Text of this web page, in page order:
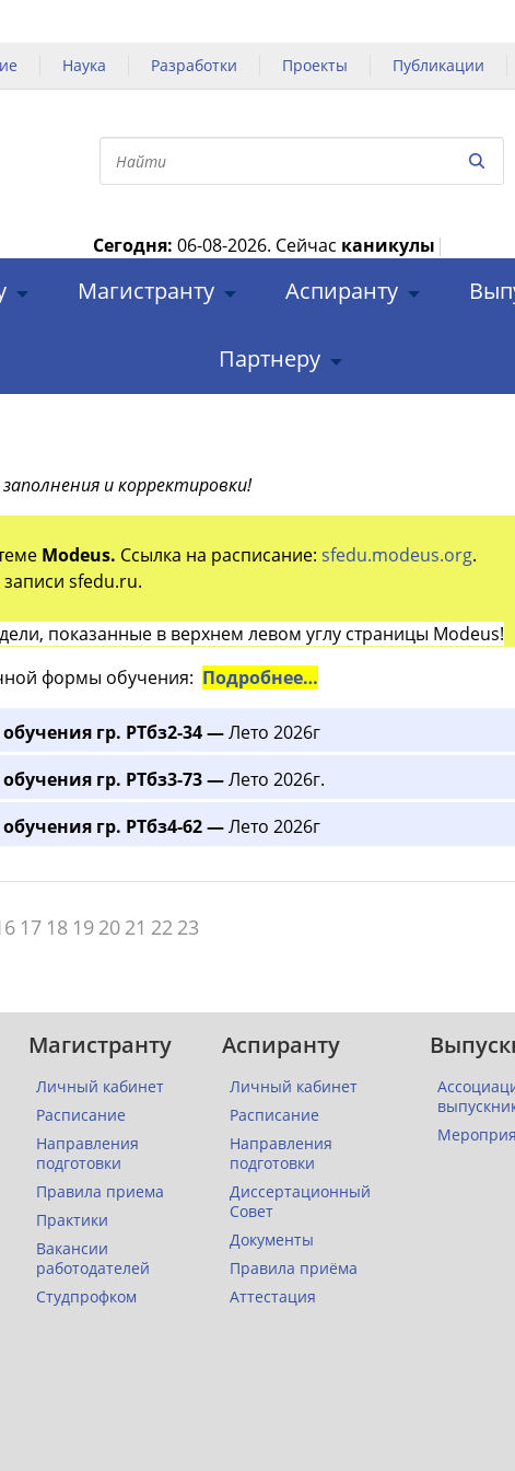
Наука Разработки Проекты Публикации
Сегодня: 06-08-2026. Сейчас каникулы |
Магистранту Аспиранту
Партнеру
и корректировки!
Modeus. Ссылка на расписание: sfedu.modeus.org.
sfedu.ru.
показанные в верхнем левом углу страницы Modeus!
формы обучения: Подробнее…
гр. РТбз2-34 —Лето 2026г
гр. РТбз3-73 —Лето 2026г.
гр. РТбз4-62 —Лето 2026г
17 18 19 20 21 22 23
Магистранту
Личный кабинет
Расписание
Направления
подготовки
Правила приема
Практики
Вакансии
работодателей
Студпрофком
Аспиранту
Личный кабинет
Расписание
Направления
подготовки
Диссертационный
Совет
Документы
Правила приёма
Аттестация